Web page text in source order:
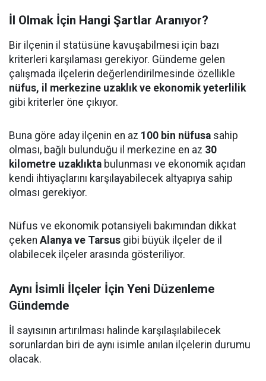
İl Olmak İçin Hangi Şartlar Aranıyor?
Bir ilçenin il statüsüne kavuşabilmesi için bazı
kriterleri karşılaması gerekiyor. Gündeme gelen
çalışmada ilçelerin değerlendirilmesinde özellikle
nüfus, il merkezine uzaklık ve ekonomik yeterlilik
gibi kriterler öne çıkıyor.
Buna göre aday ilçenin en az 100 bin nüfusa sahip
olması, bağlı bulunduğu il merkezine en az 30
kilometre uzaklıkta bulunması ve ekonomik açıdan
kendi ihtiyaçlarını karşılayabilecek altyapıya sahip
olması gerekiyor.
Nüfus ve ekonomik potansiyeli bakımından dikkat
çeken Alanya ve Tarsus gibi büyük ilçeler de il
olabilecek ilçeler arasında gösteriliyor.
Aynı İsimli İlçeler İçin Yeni Düzenleme
Gündemde
İl sayısının artırılması halinde karşılaşılabilecek
sorunlardan biri de aynı isimle anılan ilçelerin durumu
olacak.